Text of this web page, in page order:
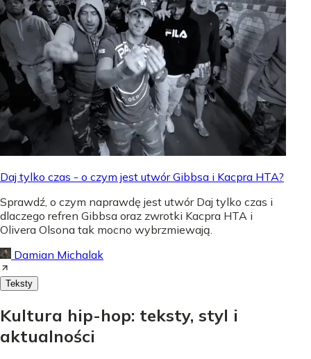
Daj tylko czas - o czym jest utwór Gibbsa i Kacpra HTA?
Sprawdź, o czym naprawdę jest utwór Daj tylko czas i
dlaczego refren Gibbsa oraz zwrotki Kacpra HTA i
Olivera Olsona tak mocno wybrzmiewają.
Damian Michalak
Teksty
Kultura hip-hop: teksty, styl i
aktualności